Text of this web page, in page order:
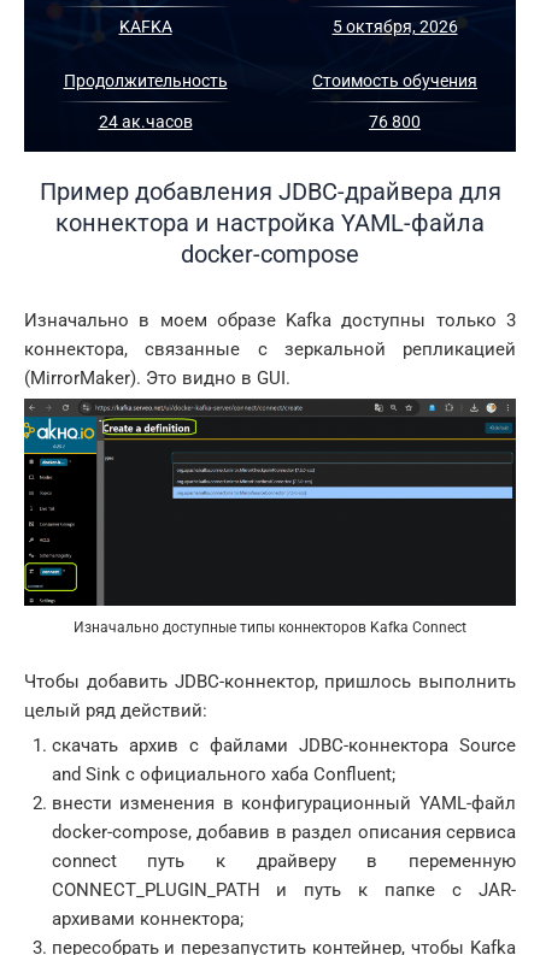
KAFKA 5 октября, 2026
Продолжительность
24 ак.часов
Стоимость обучения
76 800
Пример добавления JDBC-драйвера для
коннектора и настройка YAML-файла
docker-compose
Изначально в моем образе Kafka доступны только 3
коннектора, связанные с зеркальной репликацией
(MirrorMaker). Это видно в GUI.
Изначально доступные типы коннекторов Kafka Connect
Чтобы добавить JDBC-коннектор, пришлось выполнить
целый ряд действий:
скачать архив с файлами JDBC-коннектора Source
and Sink с официального хаба Confluent;
внести изменения в конфигурационный YAML-файл
docker-compose, добавив в раздел описания сервиса
connect путь к драйверу в переменную
CONNECT_PLUGIN_PATH и путь к папке с JAR-
архивами коннектора;
пересобрать и перезапустить контейнер, чтобы Kafka